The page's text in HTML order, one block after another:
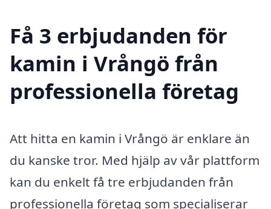
Få 3 erbjudanden för
kamin i Vrångö från
professionella företag
Att hitta en kamin i Vrångö är enklare än
du kanske tror. Med hjälp av vår plattform
kan du enkelt få tre erbjudanden från
professionella företag som specialiserar